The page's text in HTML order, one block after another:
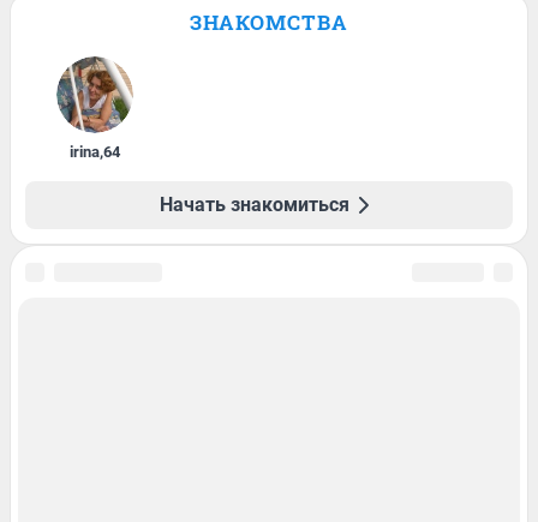
ЗНАКОМСТВА
irina,64
Начать знакомиться